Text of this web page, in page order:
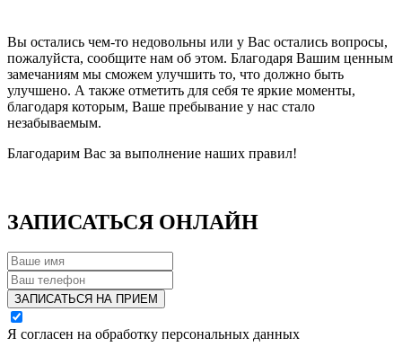
Вы остались чем-то недовольны или у Вас остались вопросы,
пожалуйста, сообщите нам об этом. Благодаря Вашим ценным
замечаниям мы сможем улучшить то, что должно быть
улучшено. А также отметить для себя те яркие моменты,
благодаря которым, Ваше пребывание у нас стало
незабываемым.
Благодарим Вас за выполнение наших правил!
ЗАПИСАТЬСЯ ОНЛАЙН
ЗАПИСАТЬСЯ НА ПРИЕМ
Я согласен на обработку персональных данных